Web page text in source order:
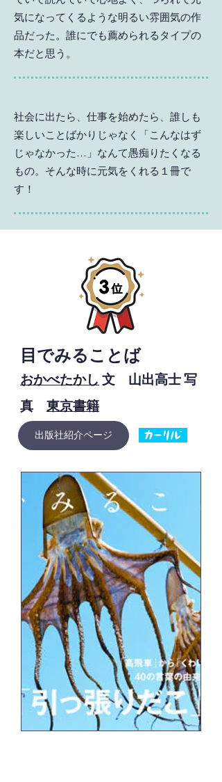
気になってくるような明るい雰囲気の作
品だった。誰にでも薦められるタイプの
本だと思う。
社会に出たら、仕事を始めたら、誰しも
楽しいことばかりじゃなく「こんなはず
じゃなかった…」なんて愚痴りたくなる
もの。そんな時に元気をくれる１冊で
す！
目でみることば
おかべたかし 文 山出高士 写
真 東京書籍
出版社紹介ページ